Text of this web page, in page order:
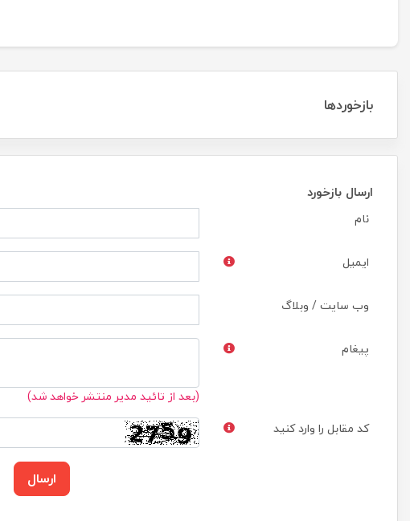
بازخوردها
ارسال بازخورد
نام
ایمیل
وب سایت / وبلاگ
پیغام
(بعد از تائید مدیر منتشر خواهد شد)
کد مقابل را وارد کنید
ارسال